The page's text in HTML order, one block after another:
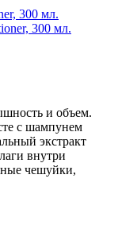
300 мл.
и объем.
с шампунем
экстракт
внутри
чешуйки,